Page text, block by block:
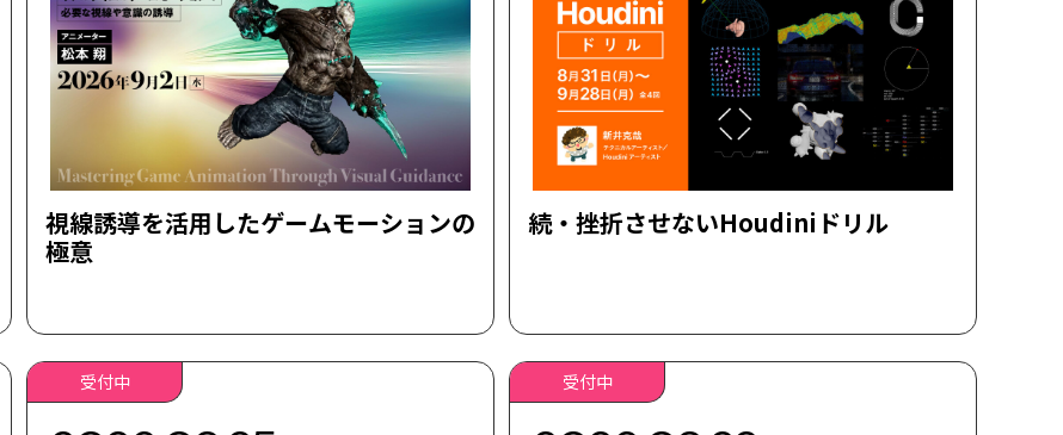
視線誘導を活用したゲームモーションの
極意
続・挫折させないHoudiniドリル
受付中 受付中